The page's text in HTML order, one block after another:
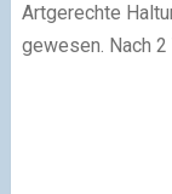
Artgerechte
gewesen. Nach